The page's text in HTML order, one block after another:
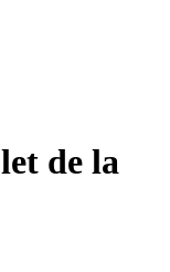
de la